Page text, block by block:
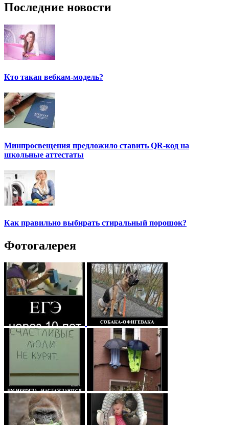
Последние новости
Кто такая вебкам-модель?
Минпросвещения предложило ставить QR-код на
школьные аттестаты
Как правильно выбирать стиральный порошок?
Фотогалерея